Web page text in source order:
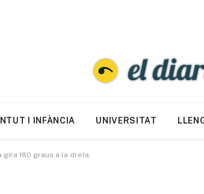
I INFÀNCIA UNIVERSITAT
180 graus a la dreta